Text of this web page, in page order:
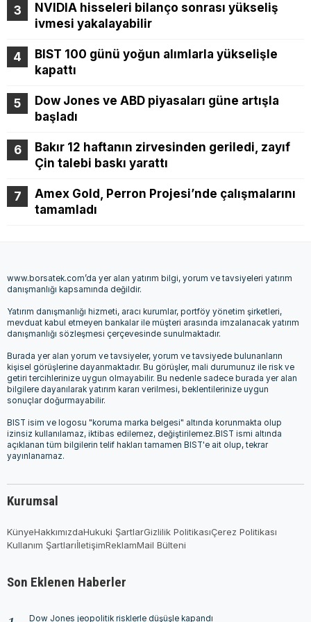
NVIDIA hisseleri bilanço sonrası yükseliş
ivmesi yakalayabilir
BIST 100 günü yoğun alımlarla yükselişle
kapattı
Dow Jones ve ABD piyasaları güne artışla
başladı
Bakır 12 haftanın zirvesinden geriledi, zayıf
Çin talebi baskı yarattı
Amex Gold, Perron Projesi’nde çalışmalarını
tamamladı
www.borsatek.com’da yer alan yatırım bilgi, yorum ve tavsiyeleri yatırım
danışmanlığı kapsamında değildir.
Yatırım danışmanlığı hizmeti, aracı kurumlar, portföy yönetim şirketleri,
mevduat kabul etmeyen bankalar ile müşteri arasında imzalanacak yatırım
danışmanlığı sözleşmesi çerçevesinde sunulmaktadır.
Burada yer alan yorum ve tavsiyeler, yorum ve tavsiyede bulunanların
kişisel görüşlerine dayanmaktadır. Bu görüşler, mali durumunuz ile risk ve
getiri tercihlerinize uygun olmayabilir. Bu nedenle sadece burada yer alan
bilgilere dayanılarak yatırım kararı verilmesi, beklentilerinize uygun
sonuçlar doğurmayabilir.
BIST isim ve logosu "koruma marka belgesi" altında korunmakta olup
izinsiz kullanılamaz, iktibas edilemez, değiştirilemez.BIST ismi altında
açıklanan tüm bilgilerin telif hakları tamamen BIST'e ait olup, tekrar
yayınlanamaz.
Kurumsal
KünyeHakkımızdaHukuki ŞartlarGizlilik PolitikasıÇerez Politikası
Kullanım ŞartlarıİletişimReklamMail Bülteni
Son Eklenen Haberler
Dow Jones jeopolitik risklerle düşüşle kapandı